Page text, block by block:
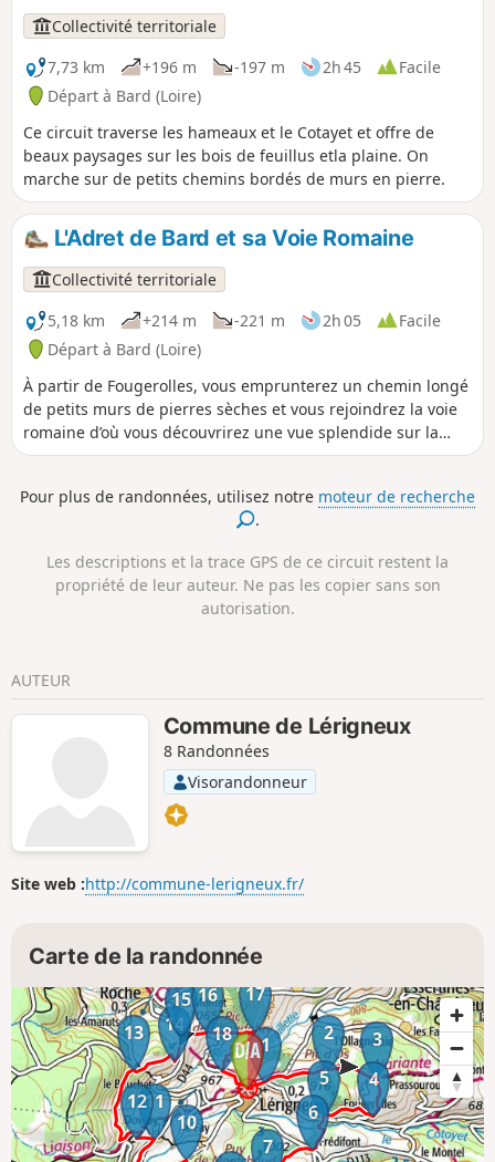
Collectivité territoriale
7,73 km
+196 m -197 m 2h 45
Facile
Départ à Bard (Loire)
Ce circuit traverse les hameaux et le Cotayet et offre de
beaux paysages sur les bois de feuillus etla plaine. On
marche sur de petits chemins bordés de murs en pierre.
L'Adret de Bard et sa Voie Romaine
Collectivité territoriale
5,18 km
+214 m -221 m 2h 05
Facile
Départ à Bard (Loire)
À partir de Fougerolles, vous emprunterez un chemin longé
de petits murs de pierres sèches et vous rejoindrez la voie
romaine d’où vous découvrirez une vue splendide sur la
plaine et les Alpes, par temps clair. Le retour s’effectuera
Pour plus de randonnées, utilisez notre moteur de recherche
.
Les descriptions et la trace GPS de ce circuit restent la
propriété de leur auteur. Ne pas les copier sans son
autorisation.
AUTEUR
Commune de Lérigneux
8 Randonnées
Visorandonneur
Site web :http://commune-lerigneux.fr/
Carte de la randonnée
1 2
3
4
5
6
7
10
11
12
13 14
15 16
17
18